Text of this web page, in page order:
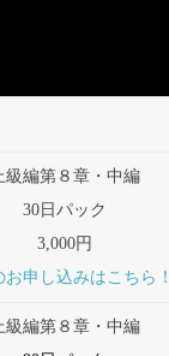
級編第８章・中編
30日パック
3,000円
お申し込みはこちら！
級編第８章・中編